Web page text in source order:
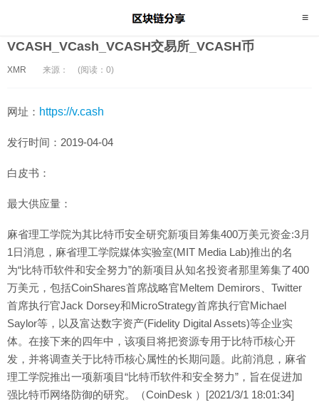
VCASH_VCash_VCASH交易所_VCASH币
XMR 来源： (阅读：0)
网址： https://v.cash
发行时间：2019-04-04
白皮书：
最大供应量：
麻省理工学院为其比特币安全研究新项目筹集400万美元资金:3月
1日消息，麻省理工学院媒体实验室(MIT Media Lab)推出的名
为“比特币软件和安全努力”的新项目从知名投资者那里筹集了400
万美元，包括CoinShares首席战略官Meltem Demirors、Twitter
首席执行官Jack Dorsey和MicroStrategy首席执行官Michael
Saylor等，以及富达数字资产(Fidelity Digital Assets)等企业实
体。在接下来的四年中，该项目将把资源专用于比特币核心开
发，并将调查关于比特币核心属性的长期问题。此前消息，麻省
理工学院推出一项新项目“比特币软件和安全努力”，旨在促进加
强比特币网络防御的研究。（CoinDesk ）[2021/3/1 18:01:34]